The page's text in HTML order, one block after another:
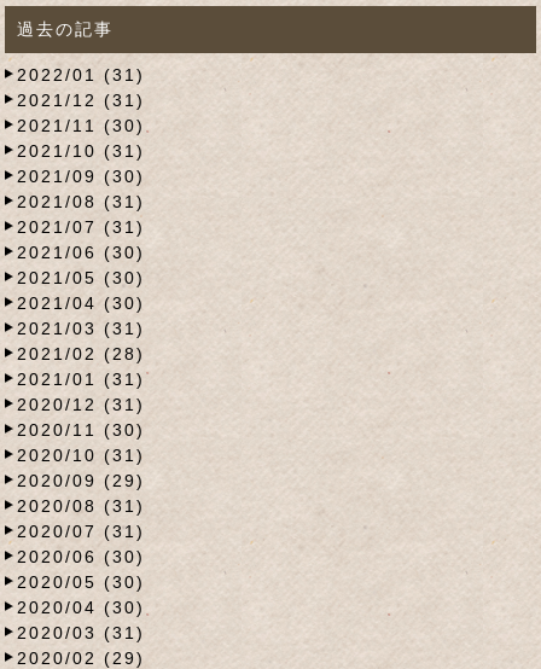
過去の記事
2022/01 (31)
2021/12 (31)
2021/11 (30)
2021/10 (31)
2021/09 (30)
2021/08 (31)
2021/07 (31)
2021/06 (30)
2021/05 (30)
2021/04 (30)
2021/03 (31)
2021/02 (28)
2021/01 (31)
2020/12 (31)
2020/11 (30)
2020/10 (31)
2020/09 (29)
2020/08 (31)
2020/07 (31)
2020/06 (30)
2020/05 (30)
2020/04 (30)
2020/03 (31)
2020/02 (29)